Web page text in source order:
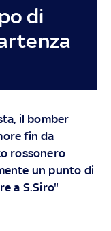
di
il bomber
fin da
rossonero
un punto di
a S.Siro"